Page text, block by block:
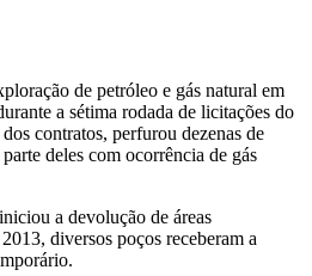
de petróleo e gás natural em
a sétima rodada de licitações do
contratos, perfurou dezenas de
deles com ocorrência de gás
a devolução de áreas
diversos poços receberam a